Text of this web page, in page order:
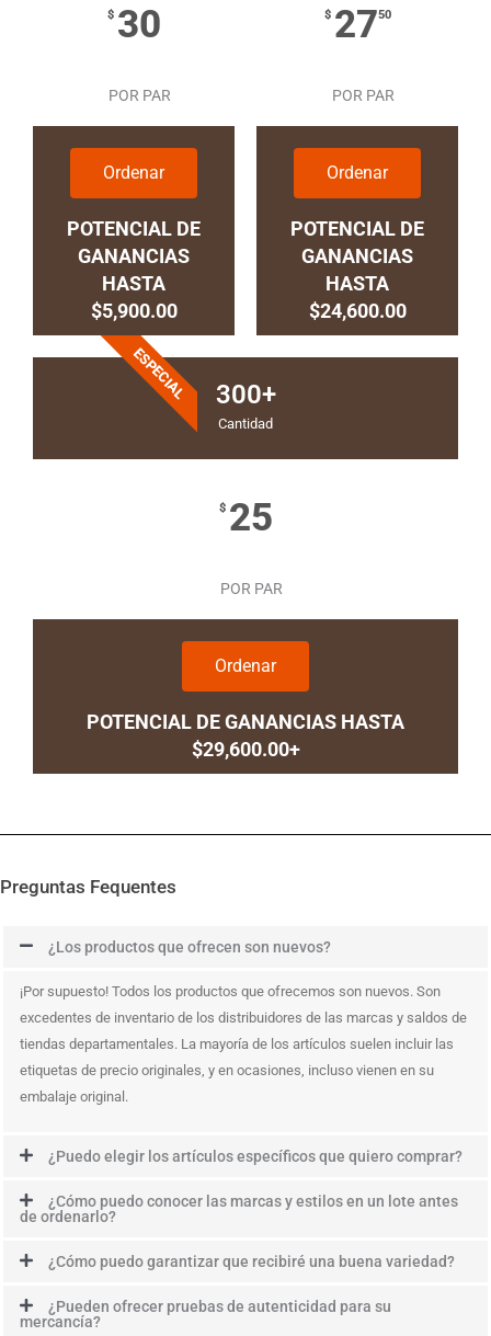
$ 30
POR PAR
Ordenar
POTENCIAL DE
GANANCIAS
HASTA
$5,900.00
ESPECIAL
$ 2750
POR PAR
Ordenar
POTENCIAL DE
GANANCIAS
HASTA
$24,600.00
300+
Cantidad
$ 25
POR PAR
Ordenar
POTENCIAL DE GANANCIAS HASTA
$29,600.00+
Preguntas Fequentes
¿Los productos que ofrecen son nuevos?
¡Por supuesto! Todos los productos que ofrecemos son nuevos. Son
excedentes de inventario de los distribuidores de las marcas y saldos de
tiendas departamentales. La mayoría de los artículos suelen incluir las
etiquetas de precio originales, y en ocasiones, incluso vienen en su
embalaje original.
¿Puedo elegir los artículos específicos que quiero comprar?
¿Cómo puedo conocer las marcas y estilos en un lote antes
de ordenarlo?
¿Cómo puedo garantizar que recibiré una buena variedad?
¿Pueden ofrecer pruebas de autenticidad para su
mercancía?